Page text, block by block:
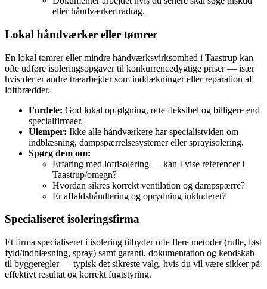
eller håndværkerfradrag.
Lokal håndværker eller tømrer
En lokal tømrer eller mindre håndværksvirksomhed i Taastrup kan
ofte udføre isoleringsopgaver til konkurrencedygtige priser — især
hvis der er andre træarbejder som inddækninger eller reparation af
loftbrædder.
Fordele: God lokal opfølgning, ofte fleksibel og billigere end
specialfirmaer.
Ulemper: Ikke alle håndværkere har specialistviden om
indblæsning, dampspærrelsesystemer eller sprayisolering.
Spørg dem om:
Erfaring med loftisolering — kan I vise referencer i
Taastrup/omegn?
Hvordan sikres korrekt ventilation og dampspærre?
Er affaldshåndtering og oprydning inkluderet?
Specialiseret isoleringsfirma
Et firma specialiseret i isolering tilbyder ofte flere metoder (rulle, løst
fyld/indblæsning, spray) samt garanti, dokumentation og kendskab
til byggeregler — typisk det sikreste valg, hvis du vil være sikker på
effektivt resultat og korrekt fugtstyring.